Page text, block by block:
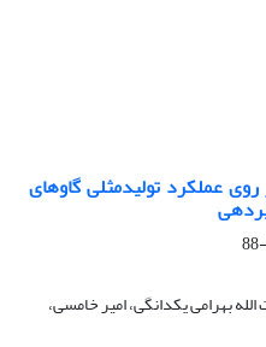
عملکرد تولیدمثلی گاوهای
بهرامی یکدانگی، امیر خامسی،